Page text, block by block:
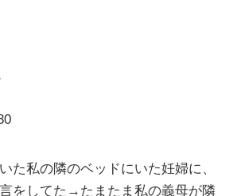
た私の隣のベッドにいた妊婦に、
をしてた→たまたま私の義母が隣